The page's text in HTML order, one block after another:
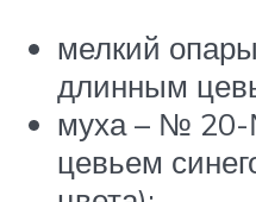
мелкий
длинным
муха – №
цевьем